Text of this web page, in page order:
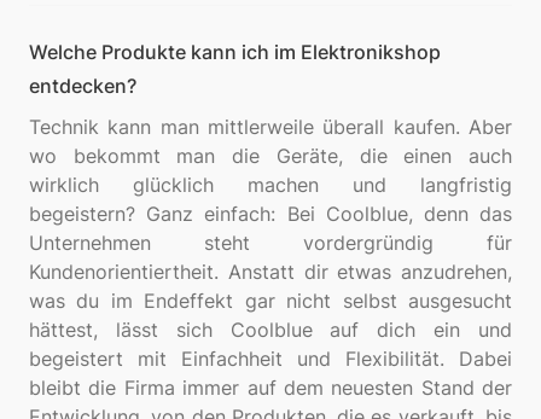
Welche Produkte kann ich im Elektronikshop
entdecken?
Technik kann man mittlerweile überall kaufen. Aber
wo bekommt man die Geräte, die einen auch
wirklich glücklich machen und langfristig
begeistern? Ganz einfach: Bei Coolblue, denn das
Unternehmen steht vordergründig für
Kundenorientiertheit. Anstatt dir etwas anzudrehen,
was du im Endeffekt gar nicht selbst ausgesucht
hättest, lässt sich Coolblue auf dich ein und
begeistert mit Einfachheit und Flexibilität. Dabei
bleibt die Firma immer auf dem neuesten Stand der